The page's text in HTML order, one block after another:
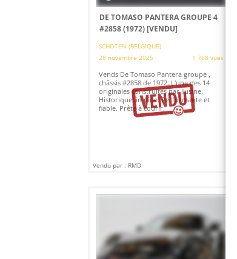
DE TOMASO PANTERA GROUPE 4
#2858 (1972)[VENDU]
SCHOTEN (BELGIQUE)
28 novembre 2025
1 768 vues
Vends De Tomaso Pantera groupe ,
châssis #2858 de 1972. L'une des 14
originales construites par l'usine.
Historique limpide. Performante et
fiable. Prête à courir.
Vendu par : RMD